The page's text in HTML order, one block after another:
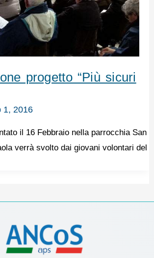
progetto “Più sicuri
1, 2016
il 16 Febbraio nella parrocchia San
verrà svolto dai giovani volontari del